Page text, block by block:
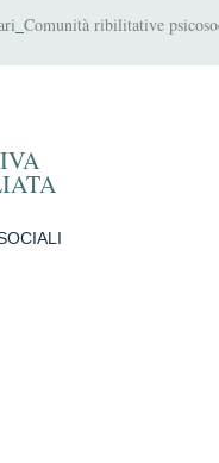
Comunità ribilitative